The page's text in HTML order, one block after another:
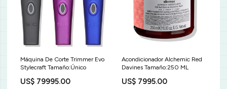
Máquina De Corte Trimmer Evo
Stylecraft Tamaño:Único
US$ 79995.00
Acondicionador Alchemic Red
Davines Tamaño:250 ML
US$ 7995.00